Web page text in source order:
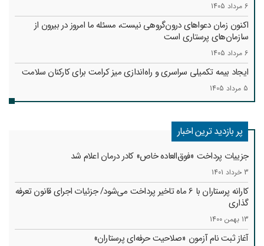
6 مرداد 1405
اکنون زمان دعواهای درون‌گروهی نیست، مسئله ما امروز در بیرون از
سازمان‌های پرستاری است
6 مرداد 1405
ایجاد بیمه تکمیلی سراسری و راه‌اندازی میز کرامت برای کارکنان سلامت
5 مرداد 1405
پر بازدید ترین اخبار
جزییات پرداخت «فوق‌العاده خاص» کادر درمان اعلام شد
3 خرداد 1401
کارانه‌ پرستاران با 6 ماه تاخیر پرداخت می‌شود/ جزئیات اجرای قانون تعرفه
گذاری
13 بهمن 1400
آغاز ثبت نام آزمون «صلاحیت حرفه‌ای پرستاران»